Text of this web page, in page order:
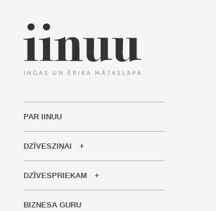
PAR IINUU
DZĪVESZIŅAI
DZĪVESPRIEKAM
BIZNESA GURU